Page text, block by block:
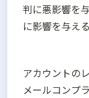
判に悪影響を
に影響を与え
アカウントの
メールコンプ